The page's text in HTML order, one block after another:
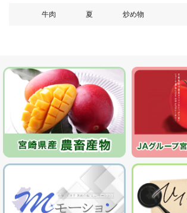
牛肉 夏 炒め物